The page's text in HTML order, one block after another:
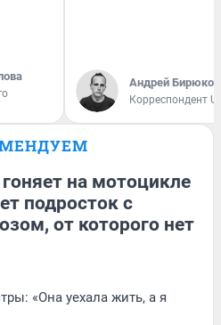
Андрей Бирюков
Корреспондент
на мотоцикле
подросток с
от которого нет
«Она уехала жить, а я